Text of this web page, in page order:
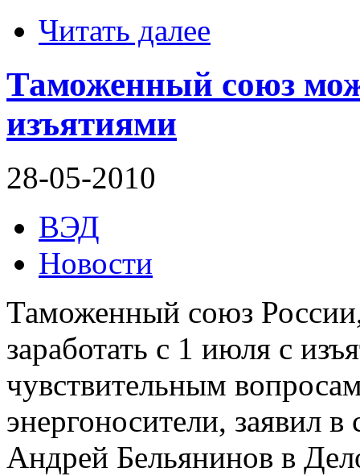
Читать далее
Таможенный союз
изъятиями
28-05-2010
ВЭД
Новости
Таможенный союз
заработать с 1 июля с
чувствительным
энергоносители, заявил
Андрей Бельянинов в